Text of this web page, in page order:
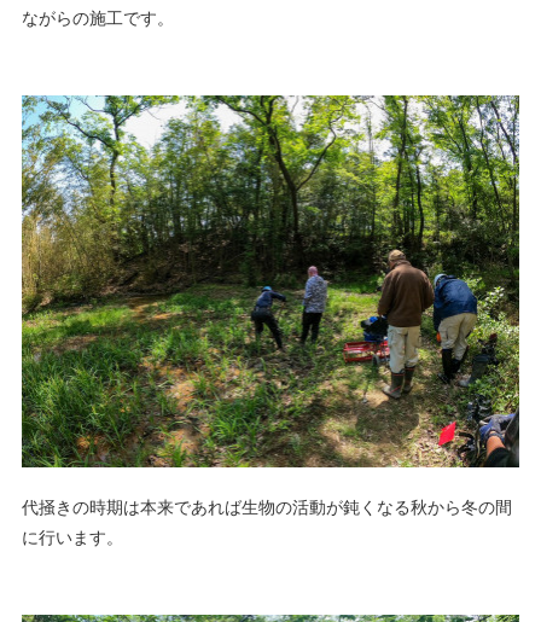
ながらの施工です。
代掻きの時期は本来であれば生物の活動が鈍くなる秋から冬の間
に行います。